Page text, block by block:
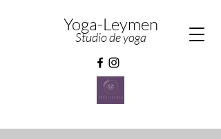
Studio de yoga
Yoga-Leymen